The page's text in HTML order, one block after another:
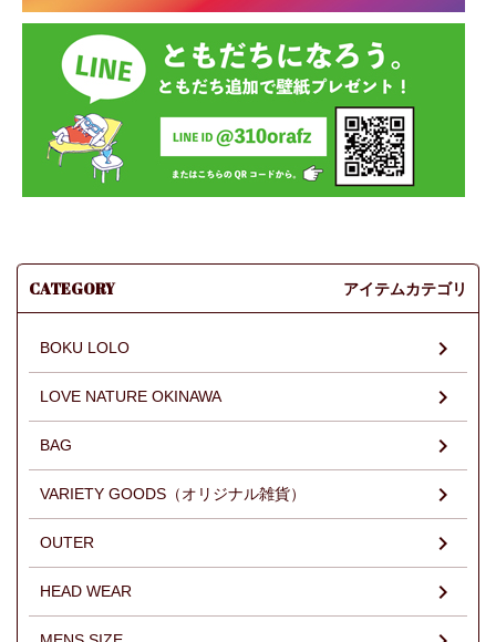
CATEGORY アイテムカテゴリ
BOKU LOLO
LOVE NATURE OKINAWA
BAG
VARIETY GOODS（オリジナル雑貨）
OUTER
HEAD WEAR